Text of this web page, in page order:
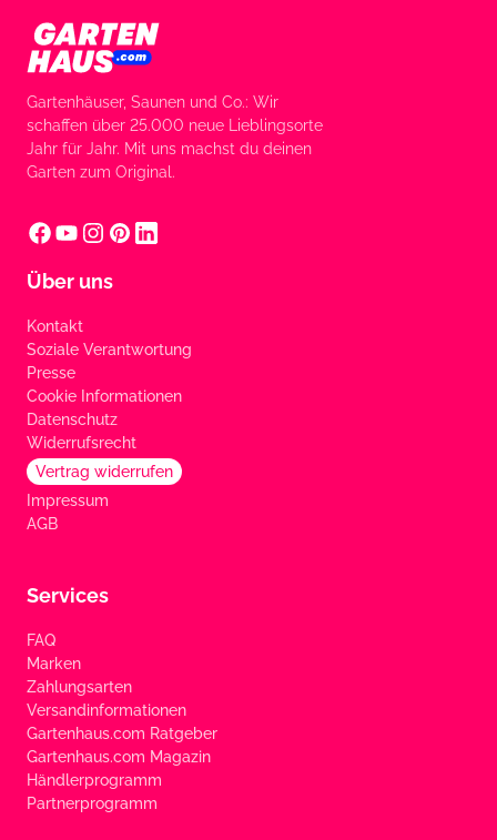
Gartenhäuser, Saunen und Co.: Wir
schaffen über 25.000 neue Lieblingsorte
Jahr für Jahr. Mit uns machst du deinen
Garten zum Original.
Über uns
Kontakt
Soziale Verantwortung
Presse
Cookie Informationen
Datenschutz
Widerrufsrecht
Vertrag widerrufen
Impressum
AGB
Services
FAQ
Marken
Zahlungsarten
Versandinformationen
Gartenhaus.com Ratgeber
Gartenhaus.com Magazin
Händlerprogramm
Partnerprogramm